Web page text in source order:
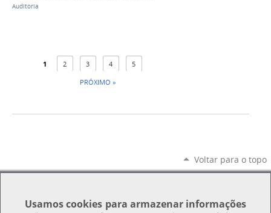
Auditoria
1 2 3 4
5
PRÓXIMO »
Voltar para o topo
Usamoscookies para armazenar informações